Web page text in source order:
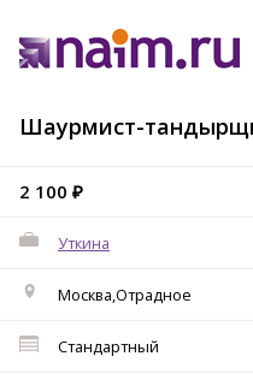
Шаурмист-
2 100 ₽
Уткина
Москва,Отрадное
Стандартный